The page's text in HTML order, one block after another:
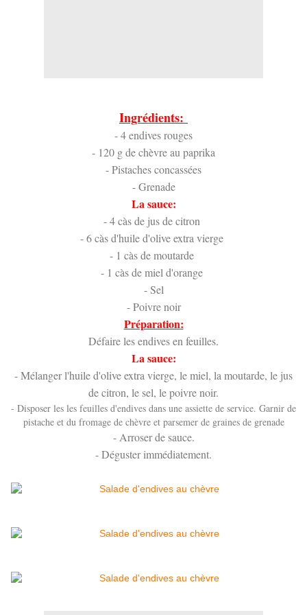
Ingrédients:
- 4 endives rouges
- 120 g de chèvre au paprika
- Pistaches concassées
- Grenade
La sauce:
- 4 càs de jus de citron
- 6 càs d'huile d'olive extra vierge
- 1 càs de moutarde
- 1 càs de miel d'orange
- Sel
- Poivre noir
Préparation:
Défaire les endives en feuilles.
La sauce:
- Mélanger l'huile d'olive extra vierge, le miel, la moutarde, le jus
de citron, le sel, le poivre noir.
- Disposer les les feuilles d'endives dans une assiette de service. Garnir de
pistache et du fromage de chèvre et parsemer de graines de grenade
- Arroser de sauce.
- Déguster immédiatement.